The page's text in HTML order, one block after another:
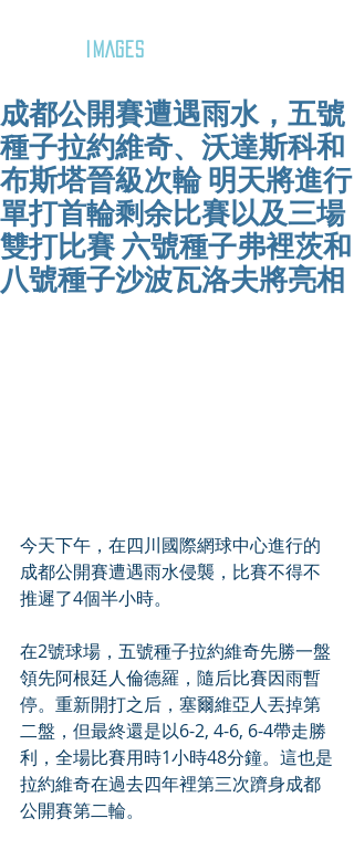
IMAGES
成都公開賽遭遇雨水，五號
種子拉約維奇、沃達斯科和
布斯塔晉級次輪 明天將進行
單打首輪剩余比賽以及三場
雙打比賽 六號種子弗裡茨和
八號種子沙波瓦洛夫將亮相
今天下午，在四川國際網球中心進行的
成都公開賽遭遇雨水侵襲，比賽不得不
推遲了4個半小時。
在2號球場，五號種子拉約維奇先勝一盤
領先阿根廷人倫德羅，隨后比賽因雨暫
停。重新開打之后，塞爾維亞人丟掉第
二盤，但最終還是以6-2, 4-6, 6-4帶走勝
利，全場比賽用時1小時48分鐘。這也是
拉約維奇在過去四年裡第三次躋身成都
公開賽第二輪。